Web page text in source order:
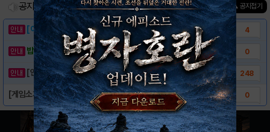
공지사항 진행중인 이벤트0건 ▲ 공지접기
[이벤트] 웃음으로 매일매일 해피! 유머 게시.. 4
밥알이의 헝앱통신 ⑲ “밥알이, 드디어 멀티를.. 0
[안내] 헝그리앱 필수 상식! 밥알 획득 안내.. 248
[게임소개] - 슈퍼마리오 0